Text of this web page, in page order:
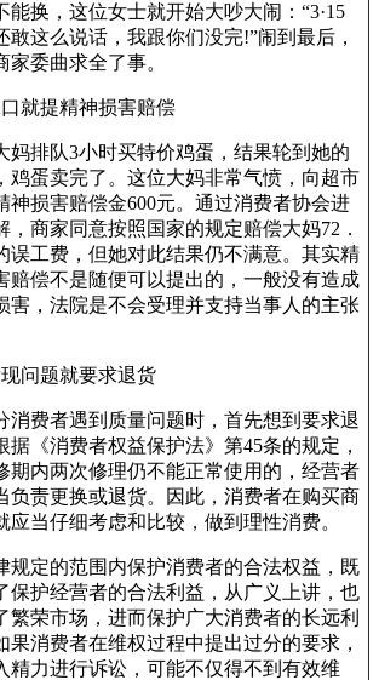
能换，这位女士就开始大吵大闹：“3·15
敢这么说话，我跟你们没完!”闹到最后，
家委曲求全了事。
就提精神损害赔偿
妈排队3小时买特价鸡蛋，结果轮到她的
鸡蛋卖完了。这位大妈非常气愤，向超市
神损害赔偿金600元。通过消费者协会进
，商家同意按照国家的规定赔偿大妈72．
误工费，但她对此结果仍不满意。其实精
赔偿不是随便可以提出的，一般没有造成
害，法院是不会受理并支持当事人的主张
问题就要求退货
消费者遇到质量问题时，首先想到要求退
据《消费者权益保护法》第45条的规定，
期内两次修理仍不能正常使用的，经营者
负责更换或退货。因此，消费者在购买商
应当仔细考虑和比较，做到理性消费。
规定的范围内保护消费者的合法权益，既
保护经营者的合法利益，从广义上讲，也
繁荣市场，进而保护广大消费者的长远利
果消费者在维权过程中提出过分的要求，
精力进行诉讼，可能不仅得不到有效维